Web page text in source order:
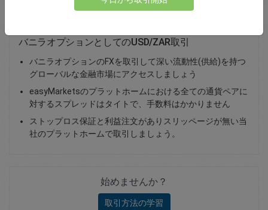
バニラオプションとしてのUSD/ZAR取引
バニラオプションのFXを取引して深い流動性(供給)を持つ
グローバルな金融市場にアクセスしましょう
easyMarketsのプラットホームにおける全ての通貨ペアに
対するスプレッドはタイトで、手数料はかかりません
ストップロス保証と利益注文がありスリッページが無い当
社のプラットホームで取引しましょう。
始めませんか？
取引方法の学習